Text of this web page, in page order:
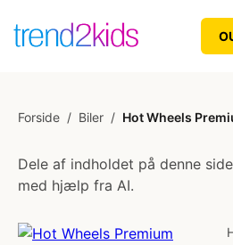
Forside / Biler / Hot Wheels
Dele af indholdet på denne
med hjælp fra AI.